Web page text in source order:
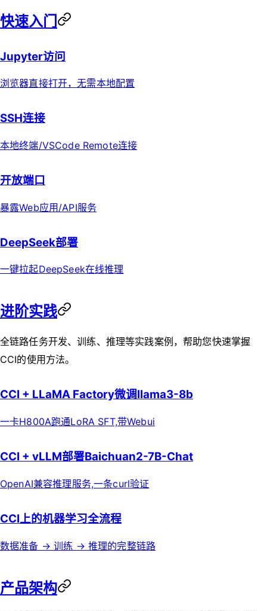
快速入门
Jupyter访问
浏览器直接打开，无需本地配置
SSH连接
本地终端/VSCode Remote连接
开放端口
暴露Web应用/API服务
DeepSeek部署
一键拉起DeepSeek在线推理
进阶实践
全链路任务开发、训练、推理等实践案例，帮助您快速掌握
CCI的使用方法。
CCI + LLaMA Factory微调llama3-8b
一卡H800A跑通LoRA SFT,带Webui
CCI + vLLM部署Baichuan2-7B-Chat
OpenAI兼容推理服务,一条curl验证
CCI上的机器学习全流程
数据准备 → 训练 → 推理的完整链路
产品架构